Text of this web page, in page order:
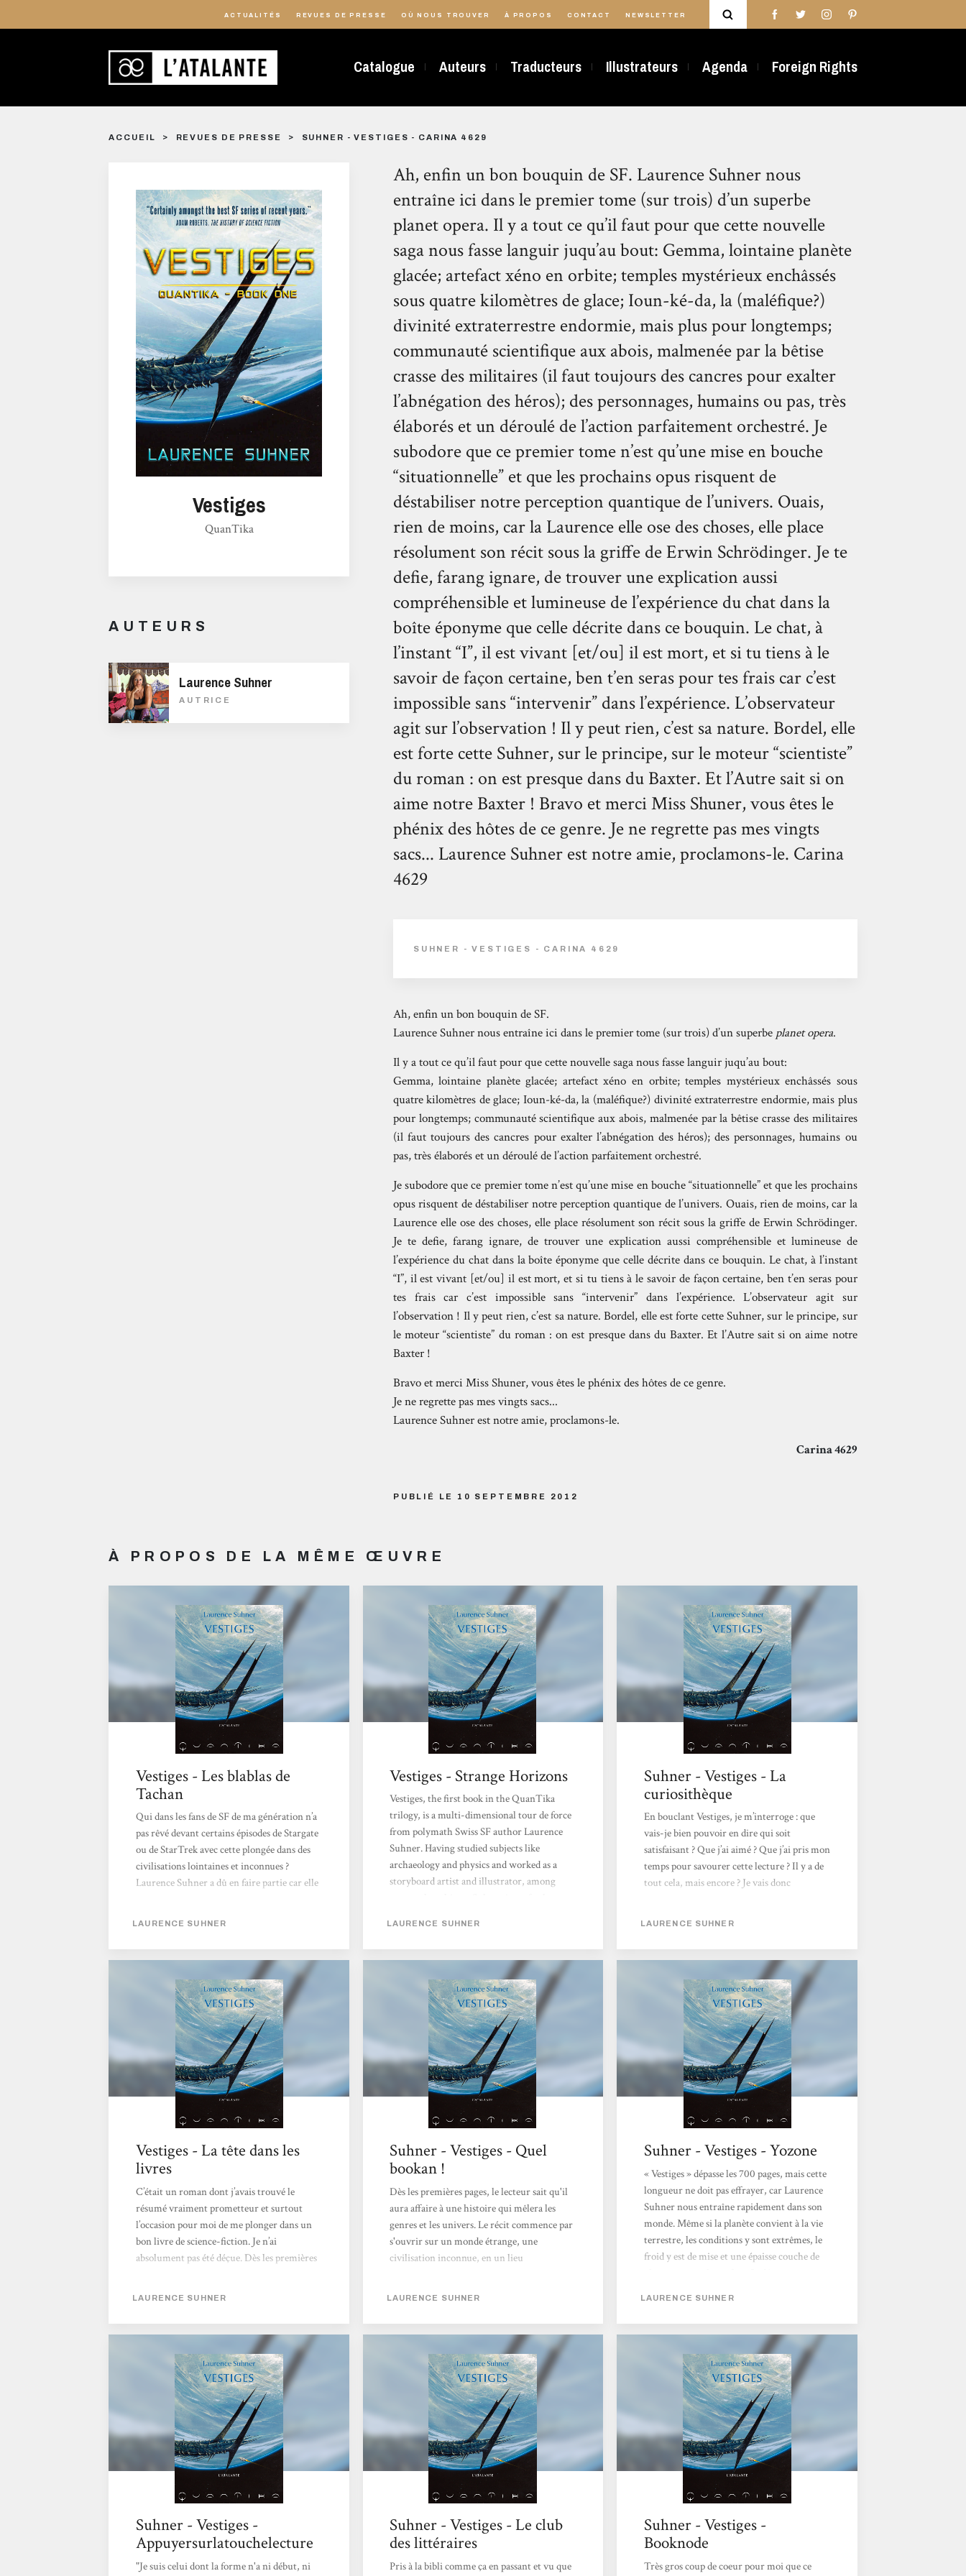
ACTUALITÉS REVUES DE PRESSE OÙ NOUS TROUVER À PROPOS CONTACT NEWSLETTER
Catalogue Auteurs Traducteurs Illustrateurs Agenda Foreign Rights
ACCUEIL REVUES DE PRESSE SUHNER - VESTIGES - CARINA 4629
Vestiges
QuanTika
AUTEURS
Laurence Suhner
AUTRICE
Ah, enfin un bon bouquin de SF. Laurence Suhner nous
entraîne ici dans le premier tome (sur trois) d’un superbe
planet opera. Il y a tout ce qu’il faut pour que cette nouvelle
saga nous fasse languir juqu’au bout: Gemma, lointaine planète
glacée; artefact xéno en orbite; temples mystérieux enchâssés
sous quatre kilomètres de glace; Ioun-ké-da, la (maléfique?)
divinité extraterrestre endormie, mais plus pour longtemps;
communauté scientifique aux abois, malmenée par la bêtise
crasse des militaires (il faut toujours des cancres pour exalter
l’abnégation des héros); des personnages, humains ou pas, très
élaborés et un déroulé de l’action parfaitement orchestré. Je
subodore que ce premier tome n’est qu’une mise en bouche
“situationnelle” et que les prochains opus risquent de
déstabiliser notre perception quantique de l’univers. Ouais,
rien de moins, car la Laurence elle ose des choses, elle place
résolument son récit sous la griffe de Erwin Schrödinger. Je te
defie, farang ignare, de trouver une explication aussi
compréhensible et lumineuse de l’expérience du chat dans la
boîte éponyme que celle décrite dans ce bouquin. Le chat, à
l’instant “I”, il est vivant [et/ou] il est mort, et si tu tiens à le
savoir de façon certaine, ben t’en seras pour tes frais car c’est
impossible sans “intervenir” dans l’expérience. L’observateur
agit sur l’observation ! Il y peut rien, c’est sa nature. Bordel, elle
est forte cette Suhner, sur le principe, sur le moteur “scientiste”
du roman : on est presque dans du Baxter. Et l’Autre sait si on
aime notre Baxter ! Bravo et merci Miss Shuner, vous êtes le
phénix des hôtes de ce genre. Je ne regrette pas mes vingts
sacs... Laurence Suhner est notre amie, proclamons-le. Carina
4629
SUHNER - VESTIGES - CARINA 4629
Ah, enfin un bon bouquin de SF.
Laurence Suhner nous entraîne ici dans le premier tome (sur trois) d’un superbe planet opera.
Il y a tout ce qu’il faut pour que cette nouvelle saga nous fasse languir juqu’au bout:
Gemma, lointaine planète glacée; artefact xéno en orbite; temples mystérieux enchâssés sous
quatre kilomètres de glace; Ioun-ké-da, la (maléfique?) divinité extraterrestre endormie, mais plus
pour longtemps; communauté scientifique aux abois, malmenée par la bêtise crasse des militaires
(il faut toujours des cancres pour exalter l’abnégation des héros); des personnages, humains ou
pas, très élaborés et un déroulé de l’action parfaitement orchestré.
Je subodore que ce premier tome n’est qu’une mise en bouche “situationnelle” et que les prochains
opus risquent de déstabiliser notre perception quantique de l’univers. Ouais, rien de moins, car la
Laurence elle ose des choses, elle place résolument son récit sous la griffe de Erwin Schrödinger.
Je te defie, farang ignare, de trouver une explication aussi compréhensible et lumineuse de
l’expérience du chat dans la boîte éponyme que celle décrite dans ce bouquin. Le chat, à l’instant
“I”, il est vivant [et/ou] il est mort, et si tu tiens à le savoir de façon certaine, ben t’en seras pour
tes frais car c’est impossible sans “intervenir” dans l’expérience. L’observateur agit sur
l’observation ! Il y peut rien, c’est sa nature. Bordel, elle est forte cette Suhner, sur le principe, sur
le moteur “scientiste” du roman : on est presque dans du Baxter. Et l’Autre sait si on aime notre
Baxter !
Bravo et merci Miss Shuner, vous êtes le phénix des hôtes de ce genre.
Je ne regrette pas mes vingts sacs...
Laurence Suhner est notre amie, proclamons-le.
Carina 4629
PUBLIÉ LE 10 SEPTEMBRE 2012
À PROPOS DE LA MÊME ŒUVRE
Vestiges - Les blablas de
Tachan
Qui dans les fans de SF de ma génération n’a
pas rêvé devant certains épisodes de Stargate
ou de StarTrek avec cette plongée dans des
civilisations lointaines et inconnues ?
Laurence Suhner a dû en faire partie car elle
pas pourquoi j’ai mis si longtemps à débuter
cette trilogie. Ah si ! La longueur des
volumes me faisait peur. Pourtant dès que
j’ai démarré, j’ai senti que ce serait un vrai
page-turner et ce fut totalement. Dans...
LAURENCE SUHNER
Vestiges - Strange Horizons
Vestiges, the first book in the QuanTika
trilogy, is a multi-dimensional tour de force
from polymath Swiss SF author Laurence
Suhner. Having studied subjects like
archaeology and physics and worked as a
storyboard artist and illustrator, among
human—physically, psychologically,
linguistically—and what our place in the
universe might really be. In Vestiges, she
brings her knowledge, style, and passion to a
story that mixes science, religion, myth, and
archaeology in fascinating ways. Suhner's
fast-paced yet thoughtful novel, about two
species and their connection...
LAURENCE SUHNER
Suhner - Vestiges - La
curiosithèque
En bouclant Vestiges, je m’interroge : que
vais-je bien pouvoir en dire qui soit
satisfaisant ? Que j’ai aimé ? Que j’ai pris mon
temps pour savourer cette lecture ? Il y a de
tout cela, mais encore ? Je vais donc
liées à tout le vocabulaire inventé de la
science-fiction, avec laquelle je ne suis pas
encore bien familiarisée, j’ai détecté un
paradoxe qui m’a intriguée. Laurence
Suhner propose en effet une histoire de
fouilles archéologiques...
LAURENCE SUHNER
Vestiges - La tête dans les
livres
C’était un roman dont j’avais trouvé le
résumé vraiment prometteur et surtout
l’occasion pour moi de me plonger dans un
bon livre de science-fiction. Je n’ai
absolument pas été déçue. Dès les premières
à une planète glacée, Gemma. Sur Gemma,
règne un froid glacial mais une atmosphère
respirable, mais surtout, on sait que les
humains ne sont pas les premiers à avoir mis
le pied sur la planète, en témoigne...
LAURENCE SUHNER
Suhner - Vestiges - Quel
bookan !
Dès les premières pages, le lecteur sait qu'il
aura affaire à une histoire qui mêlera les
genres et les univers. Le récit commence par
s'ouvrir sur un monde étrange, une
civilisation inconnue, en un lieu
futuriste où des terriens sont venus coloniser
une exoplanète aux températures glaciaires,
hostile par bien des aspects, extrêmement
mystérieuse par d'autres. Vestiges, c'est ce
qu'on appelle un planet-opera, un roman de
science-fiction pure, à la limite...
LAURENCE SUHNER
Suhner - Vestiges - Yozone
« Vestiges » dépasse les 700 pages, mais cette
longueur ne doit pas effrayer, car Laurence
Suhner nous entraîne rapidement dans son
monde. Même si la planète convient à la vie
terrestre, les conditions y sont extrêmes, le
froid y est de mise et une épaisse couche de
L’homme n’est pas seul et la race des
Bâtisseurs le surclasse largement. Gemma
est surtout exploitée pour ses ressources
naturelles et petit à petit abandonnée...
LAURENCE SUHNER
Suhner - Vestiges -
Appuyersurlatouchelecture
"Je suis celui dont la forme n'a ni début, ni
Suhner - Vestiges - Le club
des littéraires
Pris à la bibli comme ça en passant et vu que
Suhner - Vestiges -
Booknode
Très gros coup de coeur pour moi que ce